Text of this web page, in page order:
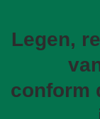
Legen,
conform